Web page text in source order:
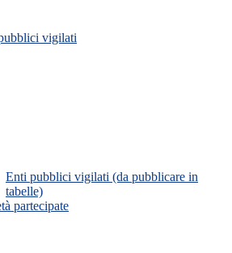
vigilati
Enti pubblici vigilati (da pubblicare in
tabelle)
partecipate